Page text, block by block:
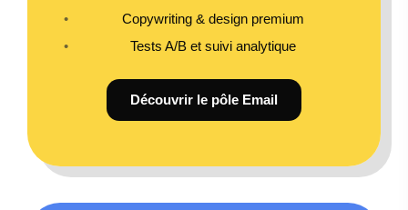
Copywriting & design premium
Tests A/B et suivi analytique
Découvrir le pôle Email